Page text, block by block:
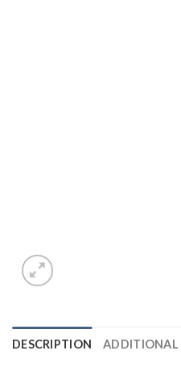
DESCRIPTION ADDITIONAL